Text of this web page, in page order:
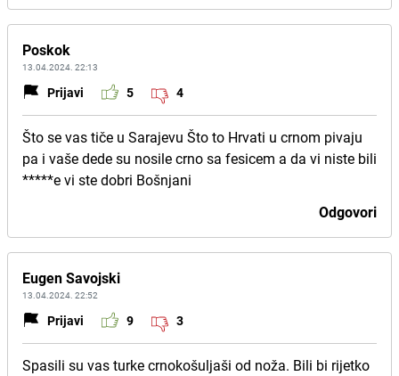
Poskok
13.04.2024. 22:13
Prijavi 5 4
Što se vas tiče u Sarajevu Što to Hrvati u crnom pivaju
pa i vaše dede su nosile crno sa fesicem a da vi niste bili
*****e vi ste dobri Bošnjani
Odgovori
Eugen Savojski
13.04.2024. 22:52
Prijavi 9 3
Spasili su vas turke crnokošuljaši od noža. Bili bi rijetko